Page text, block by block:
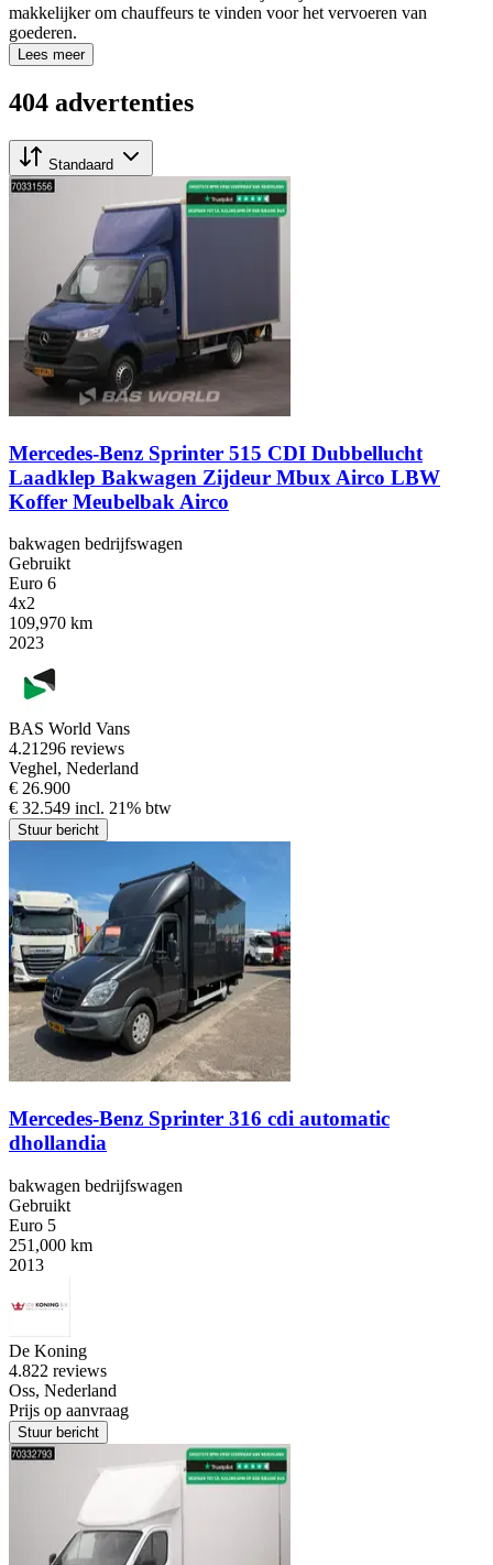
makkelijker om chauffeurs te vinden voor het vervoeren van
goederen.
Lees meer
404 advertenties
Standaard
Mercedes-Benz Sprinter 515 CDI Dubbellucht
Laadklep Bakwagen Zijdeur Mbux Airco LBW
Koffer Meubelbak Airco
bakwagen bedrijfswagen
Gebruikt
Euro 6
4x2
109,970 km
2023
BAS World Vans
4.21296 reviews
Veghel, Nederland
€ 26.900
€ 32.549 incl. 21% btw
Stuur bericht
Mercedes-Benz Sprinter 316 cdi automatic
dhollandia
bakwagen bedrijfswagen
Gebruikt
Euro 5
251,000 km
2013
De Koning
4.822 reviews
Oss, Nederland
Prijs op aanvraag
Stuur bericht